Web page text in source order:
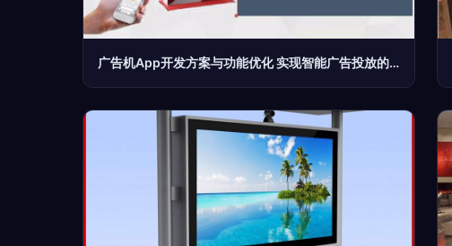
广告机App开发方案与功能优化 实现智能广告投放的未来趋势